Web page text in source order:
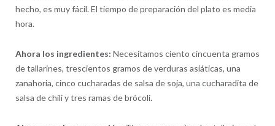
hecho, es muy fácil. El tiempo de preparación del plato es media
hora.
Ahora los ingredientes: Necesitamos ciento cincuenta gramos
de tallarines, trescientos gramos de verduras asiáticas, una
zanahoria, cinco cucharadas de salsa de soja, una cucharadita de
salsa de chili y tres ramas de brócoli.